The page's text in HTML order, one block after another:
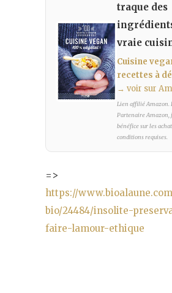
traque des
vraie
Cuisine
recettes à
→ voir sur
Lien affilié Amazon.
Partenaire Amazon,
bénéfice sur les
conditions requises.
=>
https://
bio/24484/insolite-
faire-lamour-ethique